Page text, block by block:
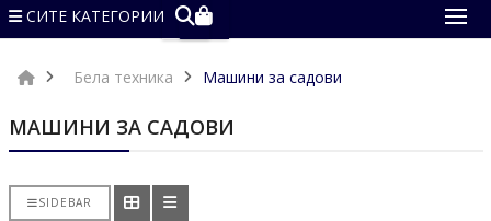
СИТЕ КАТЕГОРИИ
Бела техника Машини за садови
МАШИНИ ЗА САДОВИ
SIDEBAR